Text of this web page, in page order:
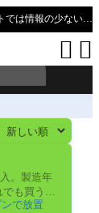
みゅうが撮影した写真を紹介するホームページです。ネットでは情報の少ない、新潟県、魚沼只見線の撮影ポイントの紹介があります（必見）。
 
。製造年
も買う気
で。うま
で放置